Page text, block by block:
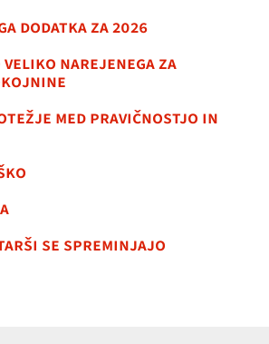
dodatka za 2026
narejenega za
med pravičnostjo in
se spreminjajo